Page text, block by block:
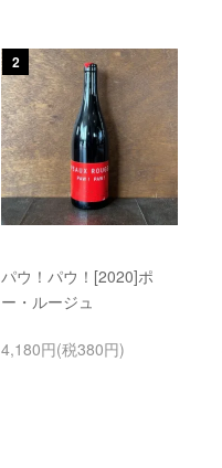
2
パウ！パウ！[2020]ポ
ー・ルージュ
4,180円(税380円)